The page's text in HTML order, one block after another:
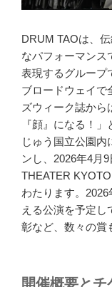
DRUM TAOは、
なパフォーマンス
表現するグループ
ブロードウェイで
ズウィーク誌から
『顔』になる！
じゅう国立公園
ンし、2026年4月
THEATER
わたります。
える公演を予定し
彰など、数々の賞
開催概要とチ